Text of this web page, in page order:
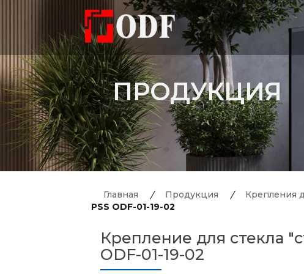
ПРОДУКЦИЯ
Главная Продукция Крепления
PSS ODF-01-19-02
Крепление для стекла
ODF-01-19-02